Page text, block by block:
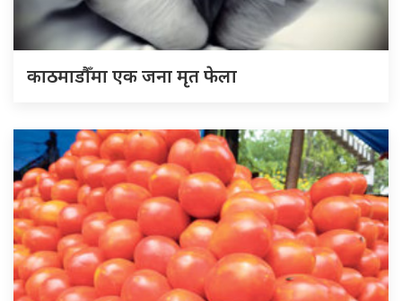
काठमाडौँमा एक जना मृत फेला